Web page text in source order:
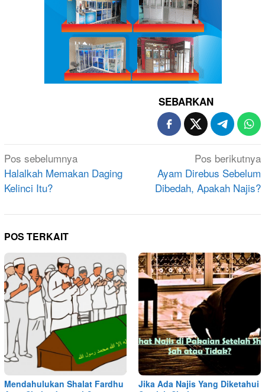
SEBARKAN
Navigasi
pos
Pos sebelumnya
Halalkah Memakan Daging
Kelinci Itu?
Pos berikutnya
Ayam Direbus Sebelum
Dibedah, Apakah Najis?
POS TERKAIT
Mendahulukan Shalat Fardhu
Jika Ada Najis Yang Diketahui